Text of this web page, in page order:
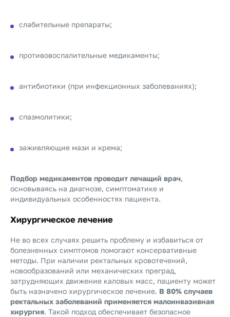
слабительные препараты;
противовоспалительные медикаменты;
антибиотики (при инфекционных заболеваниях);
спазмолитики;
заживляющие мази и крема;
Подбор медикаментов проводит лечащий врач,
основываясь на диагнозе, симптоматике и
индивидуальных особенностях пациента.
Хирургическое лечение
Не во всех случаях решить проблему и избавиться от
болезненных симптомов помогают консервативные
методы. При наличии ректальных кровотечений,
новообразований или механических преград,
затрудняющих движение каловых масс, пациенту может
быть назначено хирургическое лечение. В 80% случаев
ректальных заболеваний применяется малоинвазивная
хирургия. Такой подход обеспечивает безопасное